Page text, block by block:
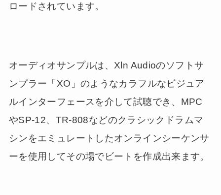
ロードされています。
オーディオサンプルは、Xln Audioのソフトサ
ンプラー「XO」のようなカラフルなビジュア
ルインターフェースを介して試聴でき、MPC
やSP-12、TR-808などのクラシックドラムマ
シンをエミュレートしたオンラインシーケンサ
ーを使用してその場でビートを作成出来ます。